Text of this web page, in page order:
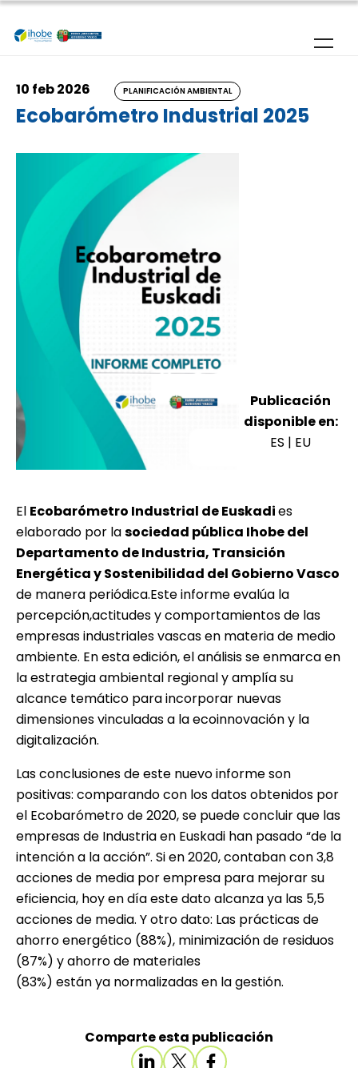
Pasar al contenido principal
10 feb 2026 PLANIFICACIÓN AMBIENTAL
Ecobarómetro Industrial 2025
Publicación
disponible en:
ES | EU
El Ecobarómetro Industrial de Euskadies
elaborado por lasociedad pública Ihobe del
Departamento de Industria, Transición
Energética y Sostenibilidad del Gobierno Vasco
de manera periódica.​Este informe evalúa la
percepción,actitudes y comportamientos de las
empresas industriales vascas en materia de medio
ambiente. En esta edición, el análisis se enmarca en
la estrategia ambiental regional y amplía su
alcance temático para incorporar nuevas
dimensiones vinculadas a la ecoinnovación y la
digitalización.
Las conclusiones de este nuevo informe son
positivas: comparando con los datos obtenidos por
el Ecobarómetro de 2020, se puede concluir que las
empresas de Industria en Euskadi han pasado “de la
intención a la acción”. Si en 2020, contaban con 3,8
acciones de media por empresa para mejorar su
eficiencia, hoy en día este dato alcanza ya las 5,5
acciones de media. Y otro dato: Las prácticas de
ahorro energético (88%), minimización de residuos
(87%) y ahorro de materiales
(83%) están ya normalizadas en la gestión.
Comparte esta publicación